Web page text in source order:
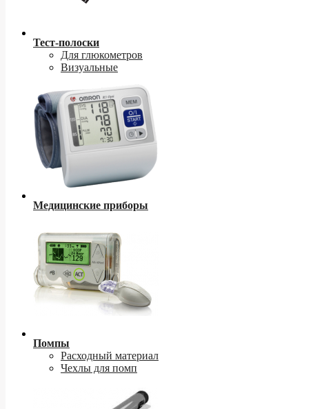
Тест-полоски
Для глюкометров
Визуальные
Медицинские приборы
Помпы
Расходный материал
Чехлы для помп